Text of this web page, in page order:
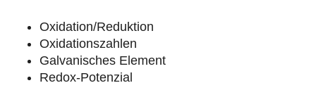
Oxidation/Reduktion
Oxidationszahlen
Galvanisches Element
Redox-Potenzial